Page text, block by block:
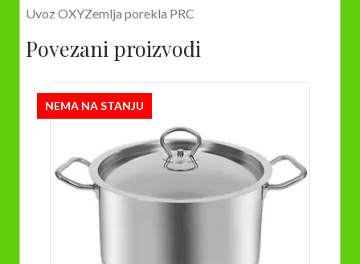
Uvoz OXYZemlja porekla PRC
Povezani proizvodi
NEMA NA STANJU